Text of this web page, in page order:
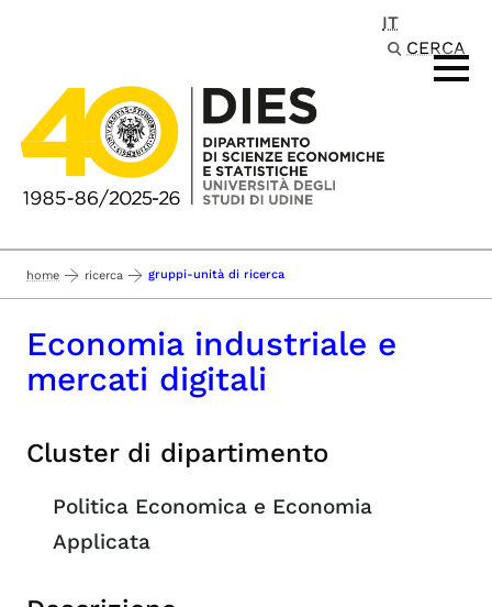
IT
CERCA
home ricerca gruppi-unità di ricerca
Economia industriale e
mercati digitali
Cluster di dipartimento
Politica Economica e Economia
Applicata